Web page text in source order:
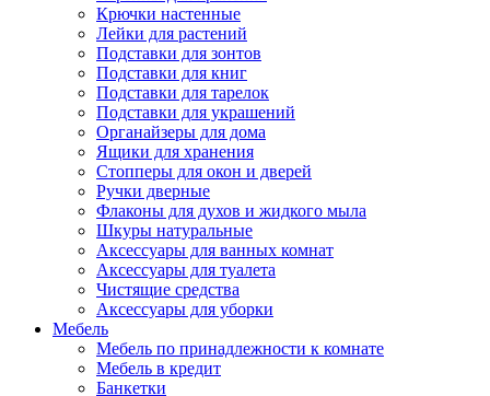
Крючки настенные
Лейки для растений
Подставки для зонтов
Подставки для книг
Подставки для тарелок
Подставки для украшений
Органайзеры для дома
Ящики для хранения
Стопперы для окон и дверей
Ручки дверные
Флаконы для духов и жидкого мыла
Шкуры натуральные
Аксессуары для ванных комнат
Аксессуары для туалета
Чистящие средства
Аксессуары для уборки
Мебель
Мебель по принадлежности к комнате
Мебель в кредит
Банкетки